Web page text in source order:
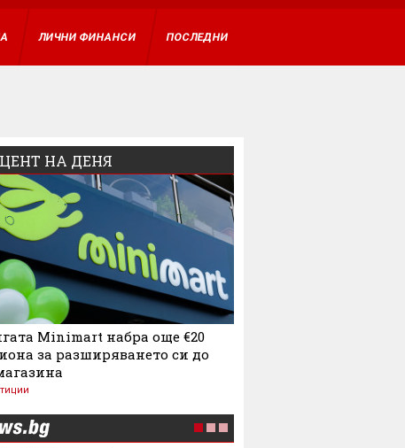
ЛИЧНИ ФИНАНСИ ПОСЛЕДНИ
НА ДЕНЯ
Minimart набра още €20
за разширяването си до